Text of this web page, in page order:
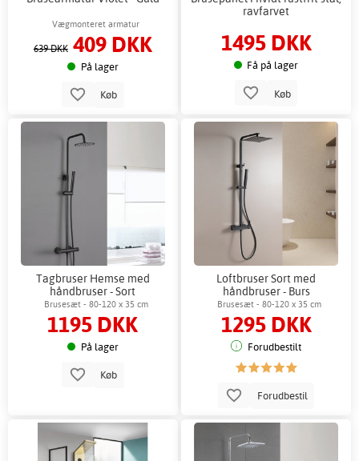
Vægmonteret armatur
639 DKK 409 DKK
På lager
Køb
ravfarvet
1495 DKK
Få på lager
Køb
Tagbruser Hemse med
håndbruser - Sort
Brusesæt - 80-120 x 35 cm
1195 DKK
På lager
Køb
Loftbruser Sort med
håndbruser - Burs
Brusesæt - 80-120 x 35 cm
1295 DKK
Forudbestilt
Forudbestil